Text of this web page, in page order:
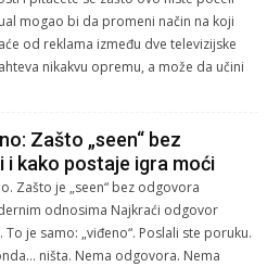
mogao bi da promeni način na koji
od reklama između dve televizijske
nikakvu opremu, a može da učini
Zašto „seen“ bez
kako postaje igra moći
Zašto je „seen“ bez odgovora
odnosima Najkraći odgovor
je samo: „viđeno“. Poslali ste poruku.
ništa. Nema odgovora. Nema